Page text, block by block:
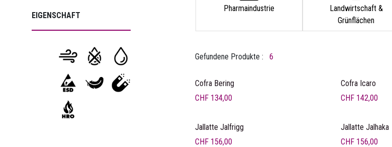
EIGENSCHAFT
Pharmaindustrie
Landwirtschaft &
Grünflächen
Gefundene Produkte : 6
Cofra Bering
CHF 134,00
Cofra Icaro
CHF 142,00
Jallatte Jalfrigg
CHF 156,00
Jallatte Jalhaka
CHF 156,00